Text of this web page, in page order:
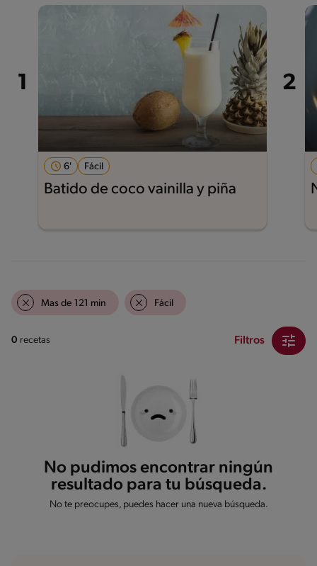
6' Fácil
Batido de coco vainilla y piña
Mas de 121 min Fácil
0 recetas Filtros
No pudimos encontrar ningún
resultado para tu búsqueda.
No te preocupes, puedes hacer una nueva búsqueda.